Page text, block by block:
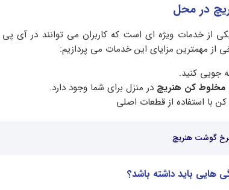
در محل
از خدمات ویژه ای است که کاربران می توانند در آی پی
از مهمترین مزایای این خدمات می پردازیم:
جویی کنید.
مخلوط کن هنریچ در منزل برای شما وجود دارد.
با استفاده از قطعات اصلی
گوشت هنریچ
هایی باید داشته باشد؟